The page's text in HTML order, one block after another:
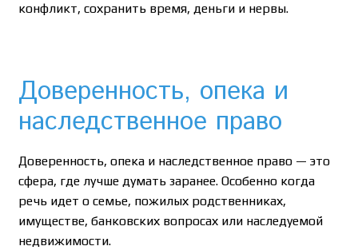
конфликт, сохранить время, деньги и нервы.
Доверенность, опека и
наследственное право
Доверенность, опека и наследственное право — это
сфера, где лучше думать заранее. Особенно когда
речь идет о семье, пожилых родственниках,
имуществе, банковских вопросах или наследуемой
недвижимости.